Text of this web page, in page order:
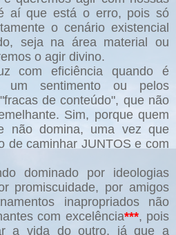
aí que está o erro, pois só
o cenário existencial
seja na área material ou
o agir divino.
com eficiência quando é
um sentimento ou pelos
de conteúdo", que não
Sim, porque quem
não domina, uma vez que
de caminhar JUNTOS e com
dominado por ideologias
promiscuidade, por amigos
inapropriados não
com excelência***, pois
a vida do outro, já que a